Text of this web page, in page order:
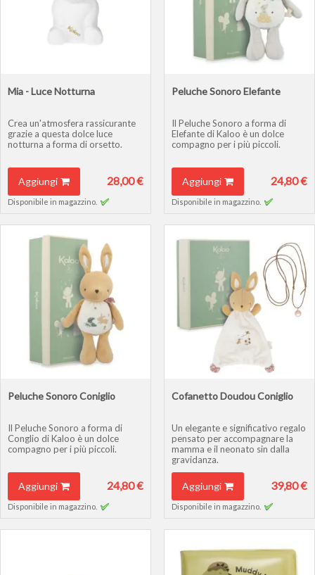
Mia - Luce Notturna
Crea un'atmosfera rassicurante
grazie a questa dolce luce
notturna a forma di orsetto.
Aggiungi 28,00 €
Disponibile in magazzino.
Peluche Sonoro Elefante
Il Peluche Sonoro a forma di
Elefante di Kaloo è un dolce
compagno per i più piccoli.
Aggiungi 24,80 €
Disponibile in magazzino.
Peluche Sonoro Coniglio
Il Peluche Sonoro a forma di
Conglio di Kaloo è un dolce
compagno per i più piccoli.
Aggiungi 24,80 €
Disponibile in magazzino.
Cofanetto Doudou Coniglio
Un elegante e significativo regalo
pensato per accompagnare la
mamma e il neonato sin dalla
gravidanza.
Aggiungi 39,80 €
Disponibile in magazzino.